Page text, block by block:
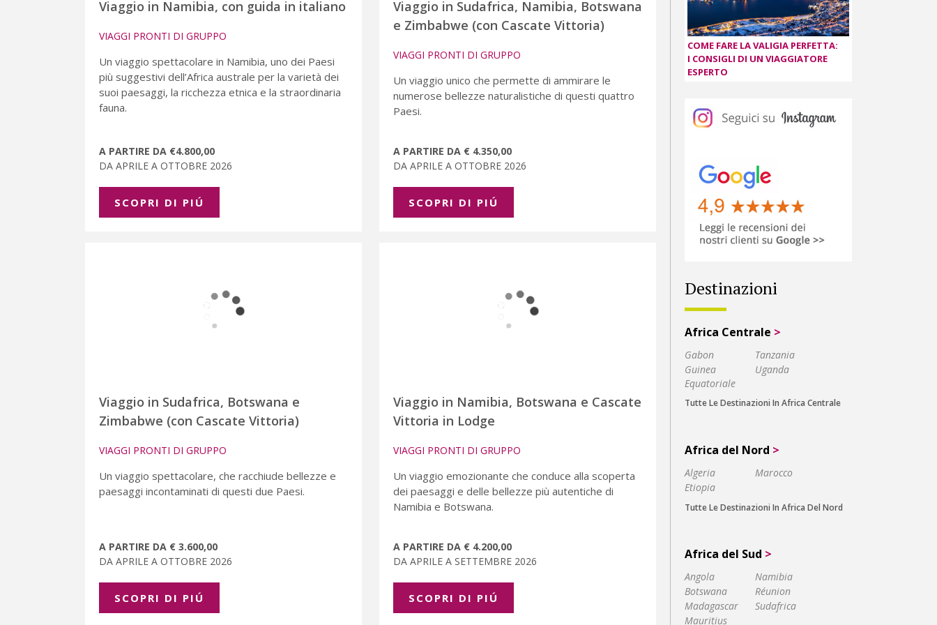
Viaggio in Namibia, con guida in italiano
VIAGGI PRONTI DI GRUPPO
Un viaggio spettacolare in Namibia, uno dei Paesi
più suggestivi dell’Africa australe per la varietà dei
suoi paesaggi, la ricchezza etnica e la straordinaria
fauna.
A PARTIRE DA €4.800,00
DA APRILE A OTTOBRE 2026
SCOPRI DI PIÚ
Viaggio in Sudafrica, Namibia, Botswana
e Zimbabwe (con Cascate Vittoria)
VIAGGI PRONTI DI GRUPPO
Un viaggio unico che permette di ammirare le
numerose bellezze naturalistiche di questi quattro
Paesi.
A PARTIRE DA € 4.350,00
DA APRILE A OTTOBRE 2026
SCOPRI DI PIÚ
Viaggio in Sudafrica, Botswana e
Zimbabwe (con Cascate Vittoria)
VIAGGI PRONTI DI GRUPPO
Un viaggio spettacolare, che racchiude bellezze e
paesaggi incontaminati di questi due Paesi.
A PARTIRE DA € 3.600,00
DA APRILE A OTTOBRE 2026
SCOPRI DI PIÚ
Viaggio in Namibia, Botswana e Cascate
Vittoria in Lodge
VIAGGI PRONTI DI GRUPPO
Un viaggio emozionante che conduce alla scoperta
dei paesaggi e delle bellezze più autentiche di
Namibia e Botswana.
A PARTIRE DA € 4.200,00
DA APRILE A SETTEMBRE 2026
SCOPRI DI PIÚ
COME FARE LA VALIGIA PERFETTA:
I CONSIGLI DI UN VIAGGIATORE
ESPERTO
Destinazioni
Africa Centrale >
Gabon
Guinea
Equatoriale
Tanzania
Uganda
Tutte Le Destinazioni In Africa Centrale
Africa del Nord >
Algeria
Etiopia
Marocco
Tutte Le Destinazioni In Africa Del Nord
Africa del Sud >
Angola
Botswana
Madagascar
Mauritius
Namibia
Réunion
Sudafrica